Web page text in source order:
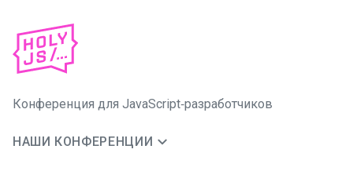
Конференция для JavaScript‑разработчиков
НАШИ КОНФЕРЕНЦИИ